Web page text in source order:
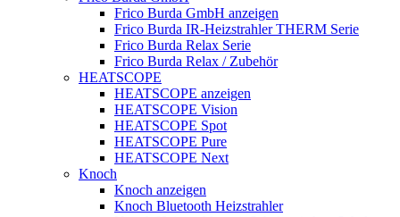
Frico Burda GmbH anzeigen
Frico Burda IR-Heizstrahler THERM Serie
Frico Burda Relax Serie
Frico Burda Relax / Zubehör
HEATSCOPE
HEATSCOPE anzeigen
HEATSCOPE Vision
HEATSCOPE Spot
HEATSCOPE Pure
HEATSCOPE Next
Knoch
Knoch anzeigen
Knoch Bluetooth Heizstrahler